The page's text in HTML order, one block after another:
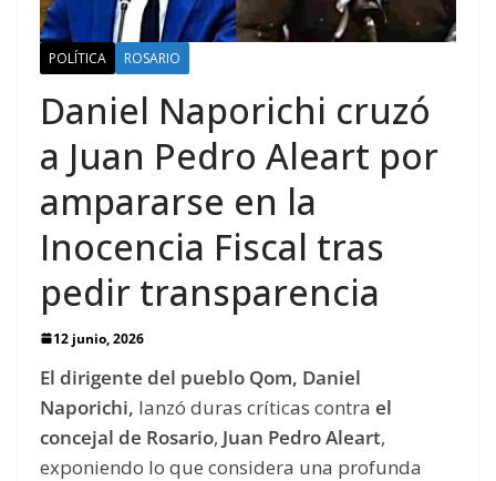
POLÍTICA ROSARIO
Daniel Naporichi cruzó
a Juan Pedro Aleart por
ampararse en la
Inocencia Fiscal tras
pedir transparencia
12 junio, 2026
El dirigente del pueblo Qom, Daniel
Naporichi, lanzó duras críticas contra el
concejal de Rosario, Juan Pedro Aleart,
exponiendo lo que considera una profunda